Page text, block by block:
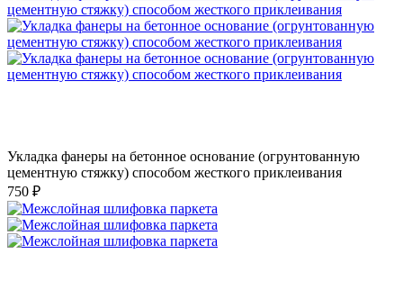
Укладка фанеры на бетонное основание (огрунтованную
цементную стяжку) способом жесткого приклеивания
750 ₽